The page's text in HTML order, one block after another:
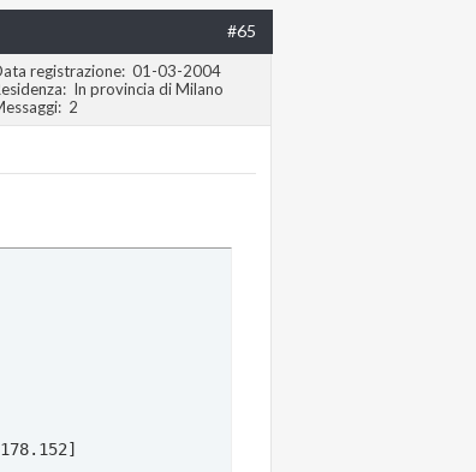
#65
registrazione 01-03-2004
In provincia di Milano
2